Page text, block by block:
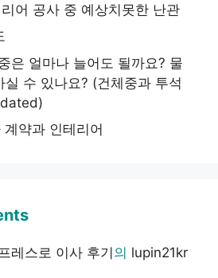
어 공사 중 예상치못한 난관
은 얼마나 늘어도 될까요? 물
수 있나요? (건체중과 투석
약과 인테리어
레스로 이사 후기 의 lupin21kr